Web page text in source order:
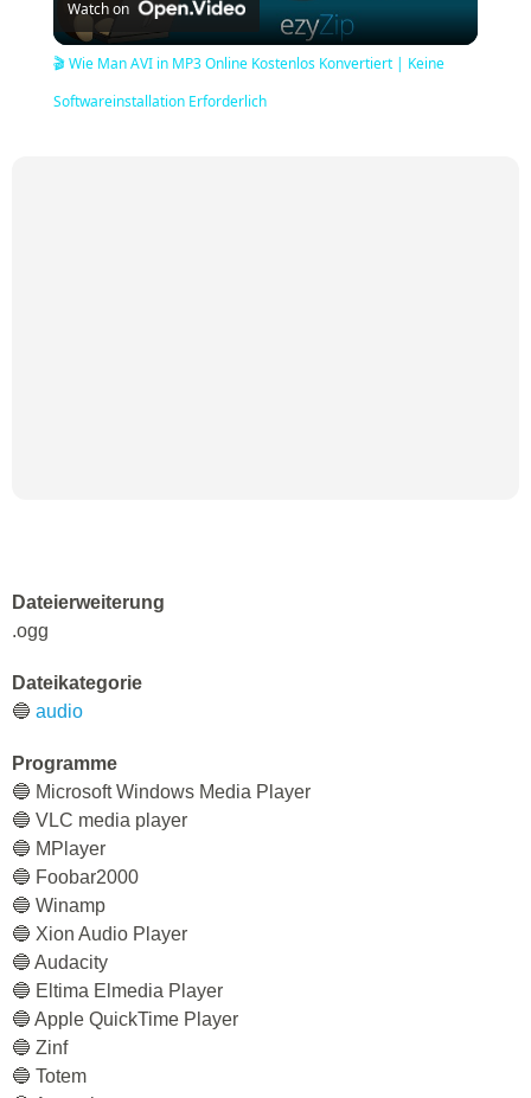
Video
Watch on
🎬 Wie Man AVI in MP3 Online Kostenlos Konvertiert | Keine
Softwareinstallation Erforderlich
Dateierweiterung
.ogg
Dateikategorie
🔵 audio
Programme
🔵 Microsoft Windows Media Player
🔵 VLC media player
🔵 MPlayer
🔵 Foobar2000
🔵 Winamp
🔵 Xion Audio Player
🔵 Audacity
🔵 Eltima Elmedia Player
🔵 Apple QuickTime Player
🔵 Zinf
🔵 Totem